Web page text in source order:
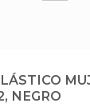
NEGRO